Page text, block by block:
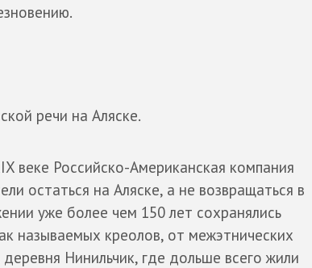
речи на Аляске.
веке Российско-Американская компания
остаться на Аляске, а не возвращаться в
уже более чем 150 лет сохранялись
называемых креолов, от межэтнических
Нинильчик, где дольше всего жили